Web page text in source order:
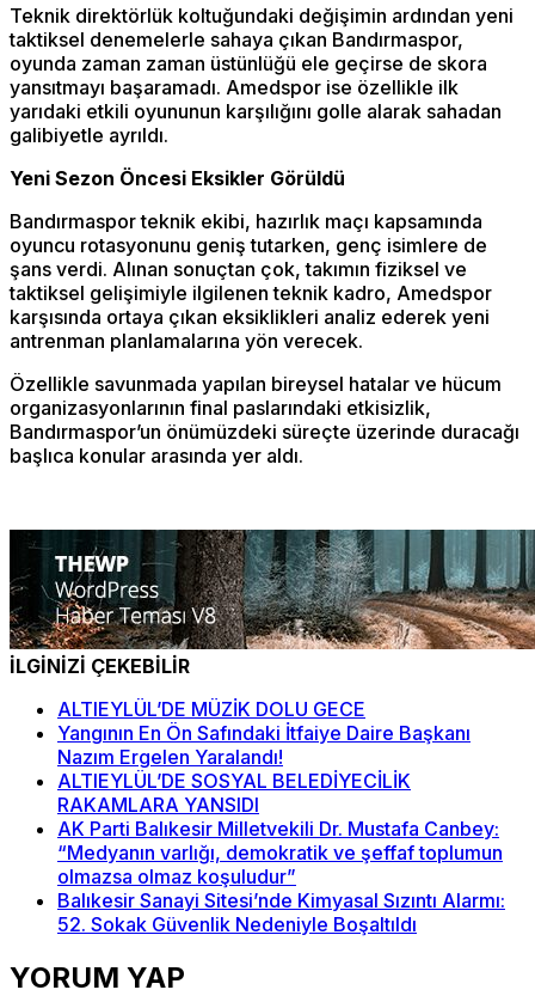
Teknik direktörlük koltuğundaki değişimin ardından yeni
taktiksel denemelerle sahaya çıkan Bandırmaspor,
oyunda zaman zaman üstünlüğü ele geçirse de skora
yansıtmayı başaramadı. Amedspor ise özellikle ilk
yarıdaki etkili oyununun karşılığını golle alarak sahadan
galibiyetle ayrıldı.
Yeni Sezon Öncesi Eksikler Görüldü
Bandırmaspor teknik ekibi, hazırlık maçı kapsamında
oyuncu rotasyonunu geniş tutarken, genç isimlere de
şans verdi. Alınan sonuçtan çok, takımın fiziksel ve
taktiksel gelişimiyle ilgilenen teknik kadro, Amedspor
karşısında ortaya çıkan eksiklikleri analiz ederek yeni
antrenman planlamalarına yön verecek.
Özellikle savunmada yapılan bireysel hatalar ve hücum
organizasyonlarının final paslarındaki etkisizlik,
Bandırmaspor’un önümüzdeki süreçte üzerinde duracağı
başlıca konular arasında yer aldı.
İLGİNİZİ ÇEKEBİLİR
ALTIEYLÜL’DE MÜZİK DOLU GECE
Yangının En Ön Safındaki İtfaiye Daire Başkanı
Nazım Ergelen Yaralandı!
ALTIEYLÜL’DE SOSYAL BELEDİYECİLİK
RAKAMLARA YANSIDI
AK Parti Balıkesir Milletvekili Dr. Mustafa Canbey:
“Medyanın varlığı, demokratik ve şeffaf toplumun
olmazsa olmaz koşuludur”
Balıkesir Sanayi Sitesi’nde Kimyasal Sızıntı Alarmı:
52. Sokak Güvenlik Nedeniyle Boşaltıldı
YORUM YAP